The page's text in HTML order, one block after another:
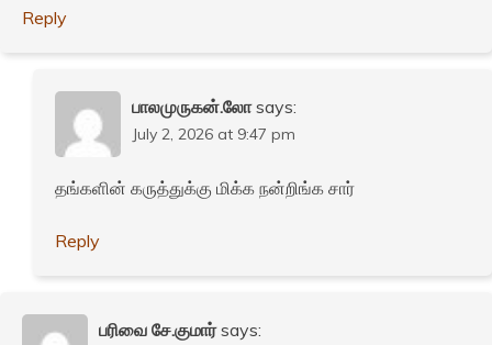
Reply
பாலமுருகன்.லோ says:
July 2, 2026 at 9:47 pm
தங்களின் கருத்துக்கு மிக்க நன்றிங்க சார்
Reply
பரிவை சே.குமார் says: